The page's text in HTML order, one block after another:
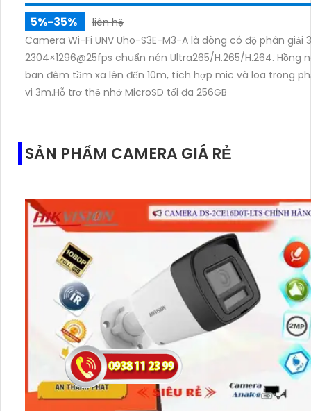
5%-35%
liên hệ
Camera Wi-Fi UNV Uho-S3E-M3-A là dòng có độ phân giải
2304×1296@25fps chuẩn nén Ultra265/H.265/H.264. Hồng
ban đêm tầm xa lên đến 10m, tích hợp mic và loa trong
vi 3m.Hỗ trợ thẻ nhớ MicroSD tối đa 256GB
SẢN PHẨM CAMERA GIÁ RẺ